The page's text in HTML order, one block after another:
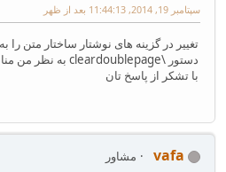
سپتامبر 19, 2014, 11:44:13 بعد از ظهر
تغییر در گزینه های نوشتار ساختار متن را
دستور \cleardoublepage به نظر من مناسب تر به نظر می رسد.
با تشکر از پاسخ تان
vafa
مشاور